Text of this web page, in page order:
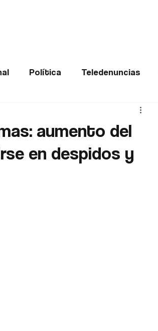
Política Teledenuncias
Buenas
aumento del
en despidos y